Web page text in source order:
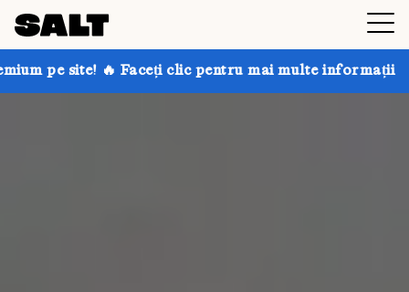
clic pentru mai multe informații Obțineți până